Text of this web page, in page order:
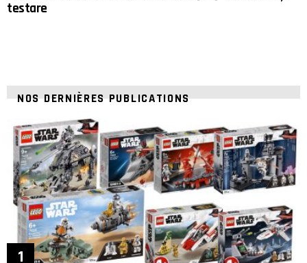
testare
NOS DERNIÈRES PUBLICATIONS